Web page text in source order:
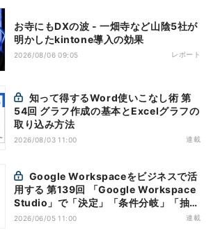
お寺にもDXの波 - 一畑寺など山陰5社が
明かしたkintone導入の効果
2026/08/06 09:05 レポート
54回 グラフ作成の基本とExcelグラフの
取り込み方法
2026/08/03 11:00 連載
用する 第139回 「Google Workspace
Studio」で「決定」「条件分岐」「抽
出」の使い方を覚えよう
2026/06/05 11:00 連載